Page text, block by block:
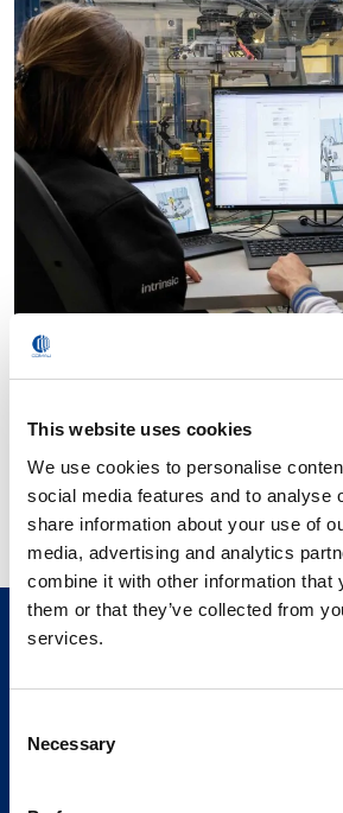
This website uses cookies
We use cookies to personalise
social media features and to analyse
share information about your use of
media, advertising and analytics
combine it with other information that
them or that they’ve collected from
services.
Selection
Necessary
Comau diventa il primo
Leggi